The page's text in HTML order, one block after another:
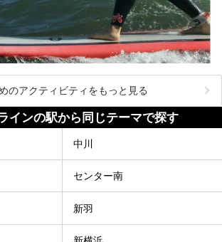
のアクティビティをもっと見る
インの駅から同じテーマで探す
中川
センター南
新羽